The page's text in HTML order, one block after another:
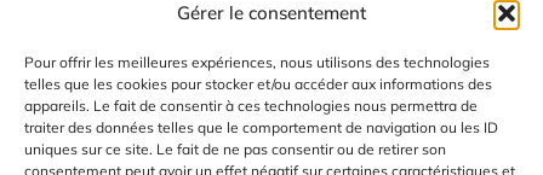
Gérer le consentement
Pour offrir les meilleures expériences, nous utilisons des technologies
telles que les cookies pour stocker et/ou accéder aux informations des
appareils. Le fait de consentir à ces technologies nous permettra de
traiter des données telles que le comportement de navigation ou les ID
uniques sur ce site. Le fait de ne pas consentir ou de retirer son
consentement peut avoir un effet négatif sur certaines caractéristiques et
Samedi et Dimanche : Fermé
NOUS SUIVRE